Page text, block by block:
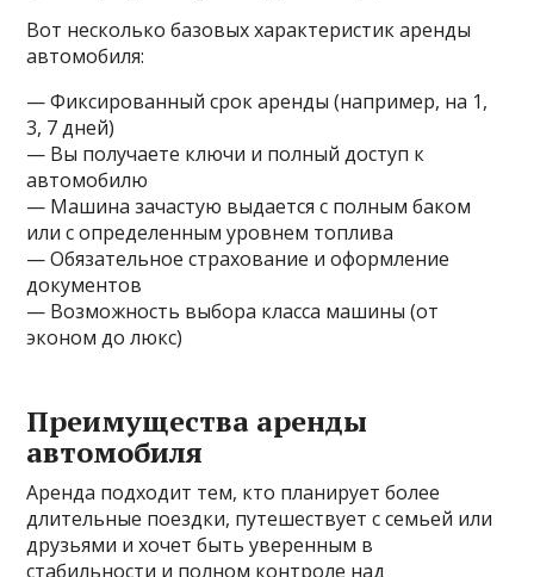
Вот несколько базовых характеристик аренды
автомобиля:
— Фиксированный срок аренды (например, на 1,
3, 7 дней)
— Вы получаете ключи и полный доступ к
автомобилю
— Машина зачастую выдается с полным баком
или с определенным уровнем топлива
— Обязательное страхование и оформление
документов
— Возможность выбора класса машины (от
эконом до люкс)
Преимущества аренды
автомобиля
Аренда подходит тем, кто планирует более
длительные поездки, путешествует с семьей или
друзьями и хочет быть уверенным в
стабильности и полном контроле над